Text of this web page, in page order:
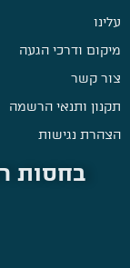
עלינו
מיקום ודרכי הגעה
צור קשר
תקנון ותנאי הרשמה
הצהרת נגישות
בחסות